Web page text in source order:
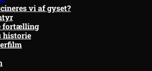
vi af gyset?
fortælling
historie